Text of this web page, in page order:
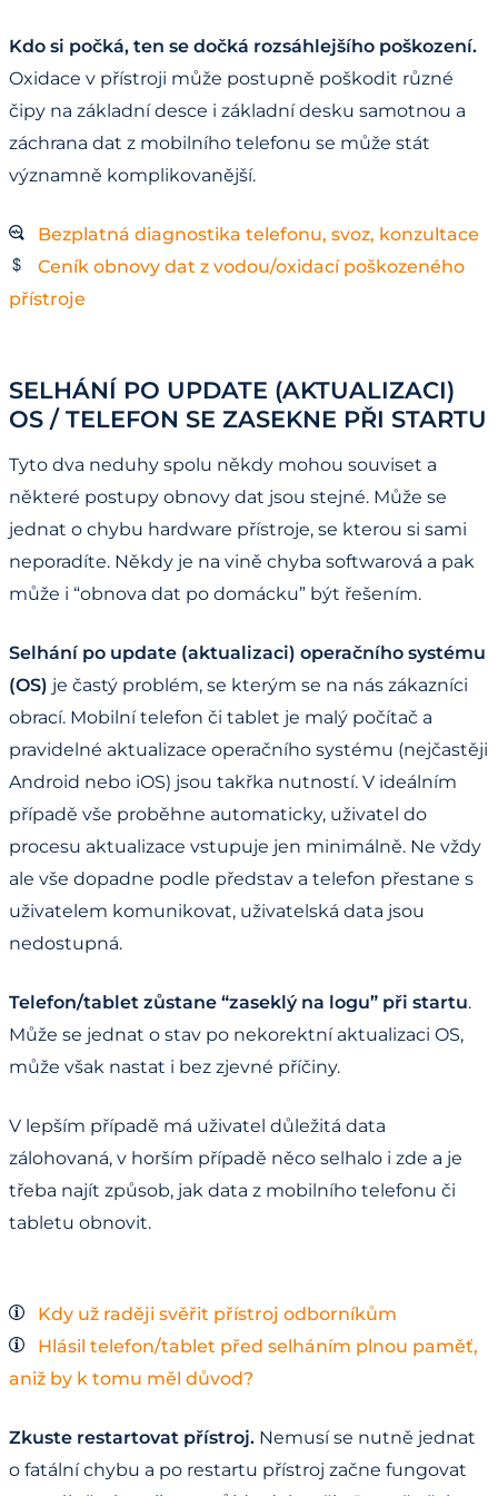
Kdo si počká, ten se dočká rozsáhlejšího poškození.
Oxidace v přístroji může postupně poškodit různé
čipy na základní desce i základní desku samotnou a
záchrana dat z mobilního telefonu se může stát
významně komplikovanější.
Bezplatná diagnostika telefonu, svoz, konzultace
Ceník obnovy dat z vodou/oxidací poškozeného
přístroje
SELHÁNÍ PO UPDATE (AKTUALIZACI)
OS / TELEFON SE ZASEKNE PŘI STARTU
Tyto dva neduhy spolu někdy mohou souviset a
některé postupy obnovy dat jsou stejné. Může se
jednat o chybu hardware přístroje, se kterou si sami
neporadíte. Někdy je na vině chyba softwarová a pak
může i “obnova dat po domácku” být řešením.
Selhání po update (aktualizaci) operačního systému
(OS) je častý problém, se kterým se na nás zákazníci
obrací. Mobilní telefon či tablet je malý počítač a
pravidelné aktualizace operačního systému (nejčastěji
Android nebo iOS) jsou takřka nutností. V ideálním
případě vše proběhne automaticky, uživatel do
procesu aktualizace vstupuje jen minimálně. Ne vždy
ale vše dopadne podle představ a telefon přestane s
uživatelem komunikovat, uživatelská data jsou
nedostupná.
Telefon/tablet zůstane “zaseklý na logu” při startu.
Může se jednat o stav po nekorektní aktualizaci OS,
může však nastat i bez zjevné příčiny.
V lepším případě má uživatel důležitá data
zálohovaná, v horším případě něco selhalo i zde a je
třeba najít způsob, jak data z mobilního telefonu či
tabletu obnovit.
Kdy už raději svěřit přístroj odborníkům
Hlásil telefon/tablet před selháním plnou paměť,
aniž by k tomu měl důvod?
Zkuste restartovat přístroj. Nemusí se nutně jednat
o fatální chybu a po restartu přístroj začne fungovat